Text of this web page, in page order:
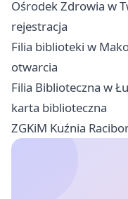
Ośrodek Zdrowia w
rejestracja
Filia biblioteki w
otwarcia
Filia Biblioteczna w
karta biblioteczna
ZGKiM Kuźnia